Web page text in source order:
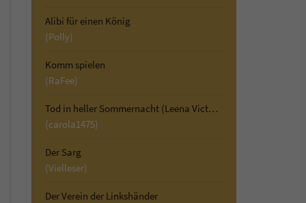
Alibi für einen König
(Polly)
Komm spielen
(RaFee)
Tod in heller Sommernacht (Leena Victor ermittelt 2)
(carola1475)
Der Sarg
(Vielleser)
Der Verein der Linkshänder